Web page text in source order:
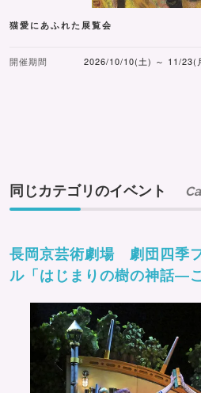
猫愛にあふれた展覧会
開催期間 2026/10/10(土) ～ 11/23(
同じカテゴリのイベント
長岡京芸術劇場 劇団四季
ル「はじまりの樹の神話―